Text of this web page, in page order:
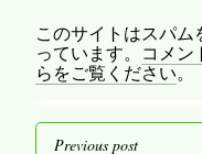
このサイトはスパ
っています。 コメン
らをご覧ください。
投Previous post